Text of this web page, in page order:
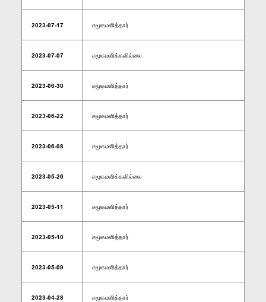
2023-07-17 சமூகமளித்தார்
2023-07-07 சமூகமளிக்கவில்லை
2023-06-30 சமூகமளித்தார்
2023-06-22 சமூகமளித்தார்
2023-06-08 சமூகமளித்தார்
2023-05-26 சமூகமளிக்கவில்லை
2023-05-11 சமூகமளித்தார்
2023-05-10 சமூகமளித்தார்
2023-05-09 சமூகமளித்தார்
2023-04-28 சமூகமளித்தார்